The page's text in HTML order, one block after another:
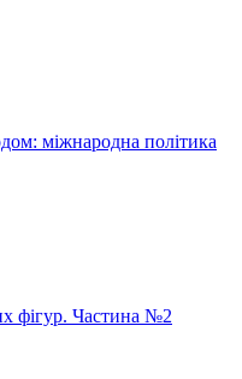
міжнародна політика
фігур. Частина №2